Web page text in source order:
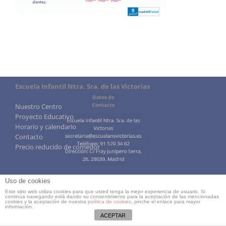
Escuela Infantil Ntra. Sra. de las Victorias
Nuestro Centro
Proyecto Educativo
Horario y calendario
Contacto
Precio reducido de comedor
Uso de cookies
Este sitio web utiliza cookies para que usted tenga la mejor experiencia de usuario. Si
continúa navegando está dando su consentimiento para la aceptación de las mencionadas
cookies y la aceptación de nuestra política de cookies , pinche el enlace para mayor
información.
ACEPTAR